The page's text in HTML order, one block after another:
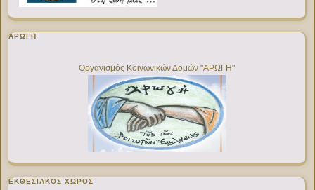
ΑΡΩΓΗ
Οργανισμός Κοινωνικών Δομών "ΑΡΩΓΗ"
ΕΚΘΕΣΙΑΚΌΣ ΧΏΡΟΣ